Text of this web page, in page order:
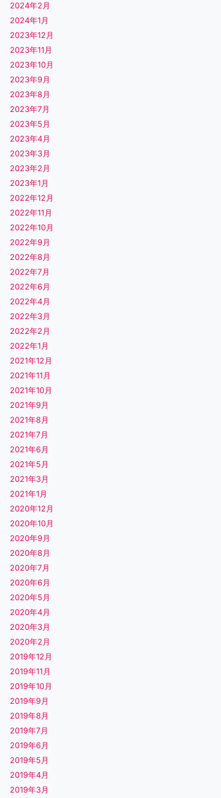
2024年2月
2024年1月
2023年12月
2023年11月
2023年10月
2023年9月
2023年8月
2023年7月
2023年5月
2023年4月
2023年3月
2023年2月
2023年1月
2022年12月
2022年11月
2022年10月
2022年9月
2022年8月
2022年7月
2022年6月
2022年4月
2022年3月
2022年2月
2022年1月
2021年12月
2021年11月
2021年10月
2021年9月
2021年8月
2021年7月
2021年6月
2021年5月
2021年3月
2021年1月
2020年12月
2020年10月
2020年9月
2020年8月
2020年7月
2020年6月
2020年5月
2020年4月
2020年3月
2020年2月
2019年12月
2019年11月
2019年10月
2019年9月
2019年8月
2019年7月
2019年6月
2019年5月
2019年4月
2019年3月